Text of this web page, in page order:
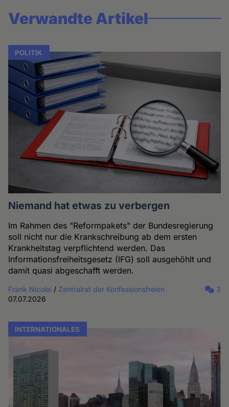
Verwandte Artikel
POLITIK
Niemand hat etwas zu verbergen
Im Rahmen des "Reformpakets" der Bundesregierung
soll nicht nur die Krankschreibung ab dem ersten
Krankheitstag verpflichtend werden. Das
Informationsfreiheitsgesetz (IFG) soll ausgehöhlt und
damit quasi abgeschafft werden.
Frank Nicolai / Zentralrat der Konfessionsfreien
07.07.2026
3
INTERNATIONALES